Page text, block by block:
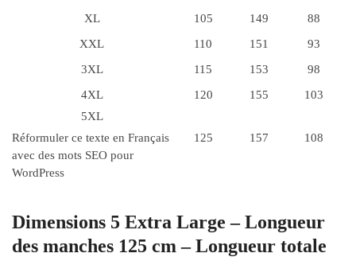
XL
105 149
88
XXL
110 151
93
3XL
115 153
98
4XL
120 155
103
5XL
Réformuler ce texte en Français
avec des mots SEO pour
WordPress
125 157 108
Dimensions 5 Extra Large – Longueur
des manches 125 cm – Longueur totale